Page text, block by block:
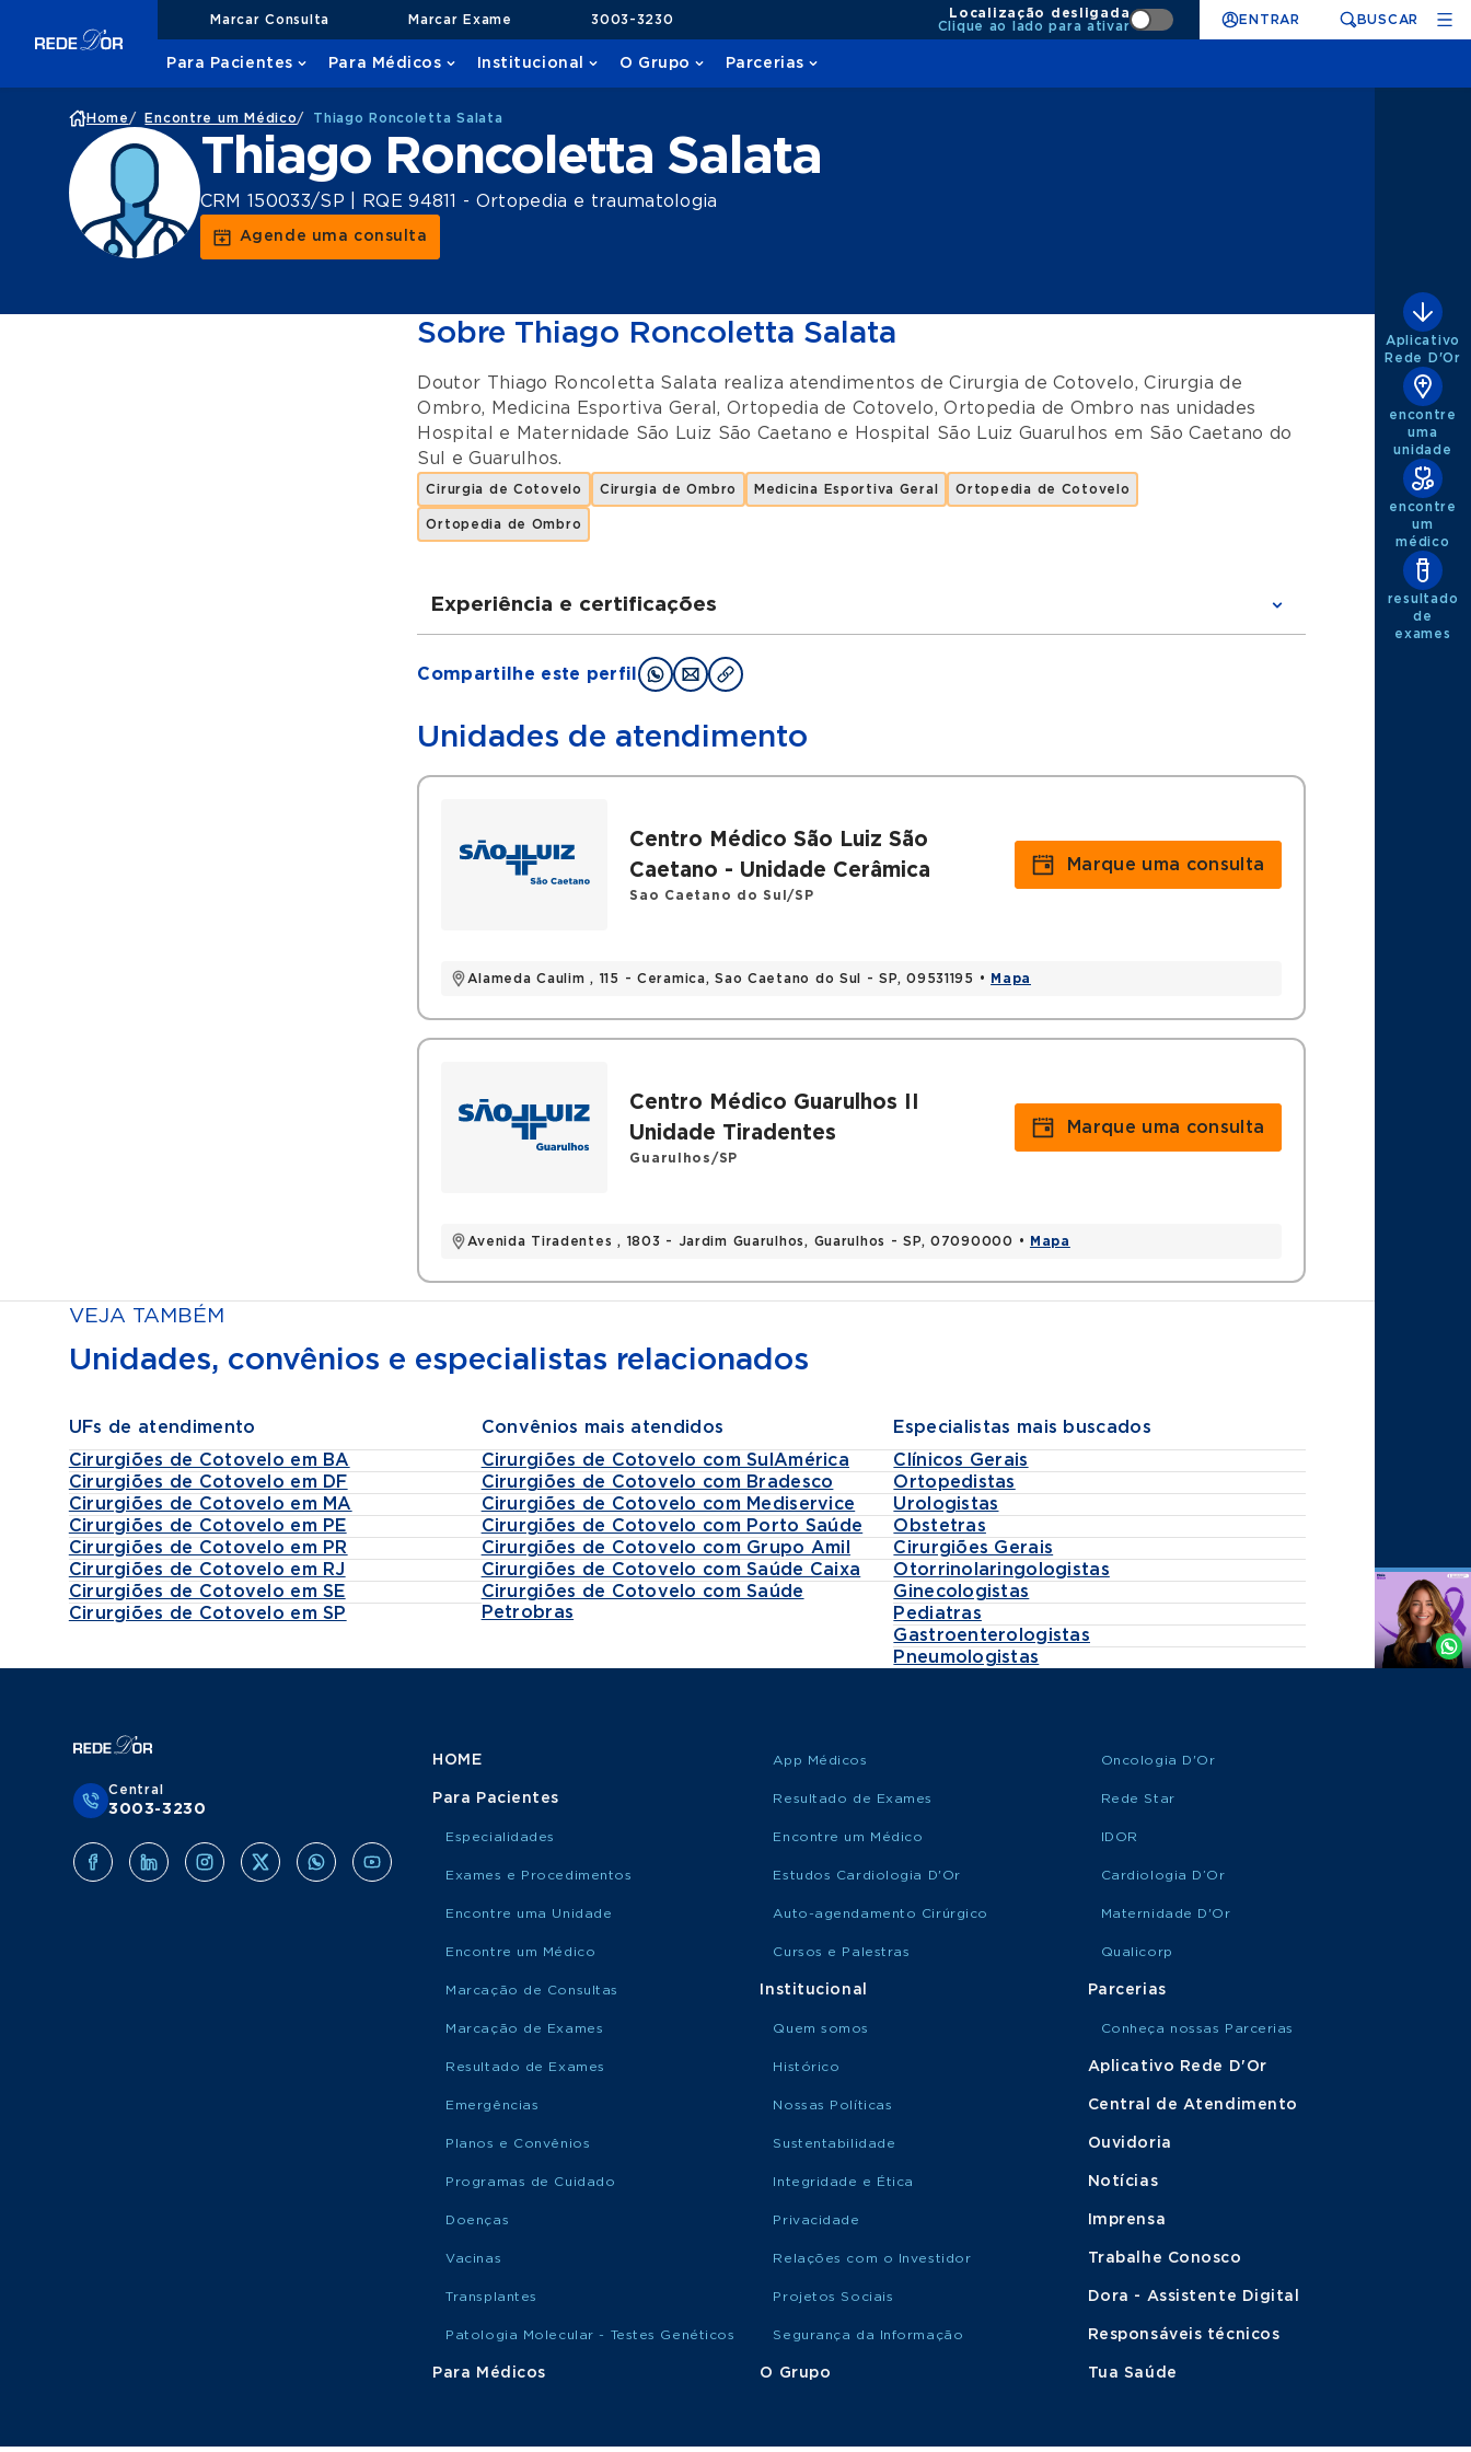
Marcar Consulta Marcar Exame 3003-3230
Localização desligada
Clique ao lado para ativar
ENTRAR BUSCAR
Para Pacientes Para Médicos Institucional O Grupo Parcerias
Home / Encontre um Médico/ Thiago Roncoletta Salata
Thiago Roncoletta Salata
CRM 150033/SP | RQE 94811 - Ortopedia e traumatologia
Agende uma consulta
Sobre Thiago Roncoletta Salata
Doutor Thiago Roncoletta Salata realiza atendimentos deCirurgia de Cotovelo,Cirurgia de
Ombro, Medicina Esportiva Geral, Ortopedia de Cotovelo,Ortopedia de Ombro nas unidades
Hospital e Maternidade São Luiz São Caetano e Hospital São Luiz Guarulhos em São Caetano do
Sul
eGuarulhos.
Cirurgia de Cotovelo Cirurgia de Ombro Medicina Esportiva Geral Ortopedia de Cotovelo
Ortopedia de Ombro
Experiência e certificações
Graduações
Ortopedia em Hospital Alípio Corrêa Neto Ombro e cotovelo em Santa casa de São Paulo
Filiações
Sociedade Brasileira de Cirurgia de Ombro e Cotovelo ( SBCOC)
Sociedade Latino-americana de cirurgia de ombro e cotovelo
Preceptor/ chefe grupo do ombro e cotovelo Hospital Alípio Corrêa
Títulos
Sociedade Brasileira de Cirurgia de Ombro e Cotovelo ( SBCOC)
Sociedade Latino-americana de cirurgia de ombro e cotovelo
Compartilhe este perfil
Unidades de atendimento
Centro Médico São Luiz São
Caetano - Unidade Cerâmica
Sao Caetano do Sul/SP
Alameda Caulim , 115 - Ceramica, Sao Caetano do Sul - SP, 09531195 • Mapa
Marque uma consulta
Centro Médico Guarulhos II
Unidade Tiradentes
Guarulhos/SP
Avenida Tiradentes , 1803 - Jardim Guarulhos, Guarulhos - SP, 07090000 • Mapa
Marque uma consulta
VEJA TAMBÉM
Unidades, convênios e especialistas relacionados
UFs de atendimento
Cirurgiões de Cotovelo em BA
Cirurgiões de Cotovelo em DF
Cirurgiões de Cotovelo em MA
Cirurgiões de Cotovelo em PE
Cirurgiões de Cotovelo em PR
Cirurgiões de Cotovelo em RJ
Cirurgiões de Cotovelo em SE
Cirurgiões de Cotovelo em SP
Convênios mais atendidos
Cirurgiões de Cotovelo com SulAmérica
Cirurgiões de Cotovelo com Bradesco
Cirurgiões de Cotovelo com Mediservice
Cirurgiões de Cotovelo com Porto Saúde
Cirurgiões de Cotovelo com Grupo Amil
Cirurgiões de Cotovelo com Saúde Caixa
Cirurgiões de Cotovelo com Saúde
Petrobras
Especialistas mais buscados
Clínicos Gerais
Ortopedistas
Urologistas
Obstetras
Cirurgiões Gerais
Otorrinolaringologistas
Ginecologistas
Pediatras
Gastroenterologistas
Pneumologistas
Aplicativo
Rede D'Or
encontre
uma
unidade
encontre
um
médico
resultado
de
exames
Agende
Whatsapp
Central
3003-3230
HOME
Para Pacientes
Especialidades
Exames e Procedimentos
Encontre uma Unidade
Encontre um Médico
Marcação de Consultas
Marcação de Exames
Resultado de Exames
Emergências
Planos e Convênios
Programas de Cuidado
Doenças
Vacinas
Transplantes
Patologia Molecular - Testes Genéticos
Para Médicos
App Médicos
Resultado de Exames
Encontre um Médico
Estudos Cardiologia D'Or
Auto-agendamento Cirúrgico
Cursos e Palestras
Institucional
Quem somos
Histórico
Nossas Políticas
Sustentabilidade
Integridade e Ética
Privacidade
Relações com o Investidor
Projetos Sociais
Segurança da Informação
O Grupo
Oncologia D'Or
Rede Star
IDOR
Cardiologia D’Or
Maternidade D'Or
Qualicorp
Parcerias
Conheça nossas Parcerias
Aplicativo Rede D'Or
Central de Atendimento
Ouvidoria
Notícias
Imprensa
Trabalhe Conosco
Dora - Assistente Digital
Responsáveis técnicos
Tua Saúde